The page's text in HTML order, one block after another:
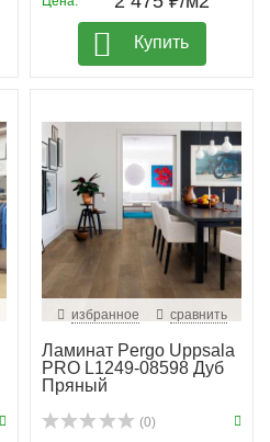
Купить
избранное сравнить
Ламинат Pergo Uppsala
PRO L1249-08598 Дуб
Пряный
(0)